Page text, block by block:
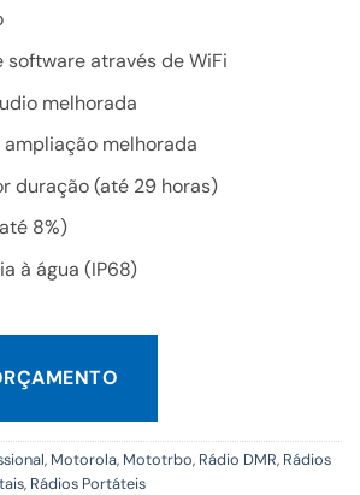
software através de WiFi
melhorada
melhorada
duração (até 29 horas)
8%)
à água (IP68)
, Motorola, Mototrbo, Rádio DMR, Rádios
, Rádios Portáteis